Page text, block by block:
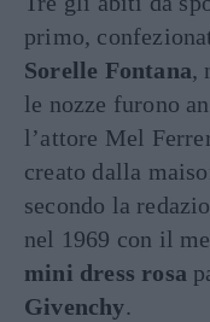
primo,
Sorelle Fontana,
le nozze furono
l’attore Mel
creato dalla
secondo la
nel 1969 con il
mini dress rosa
Givenchy.